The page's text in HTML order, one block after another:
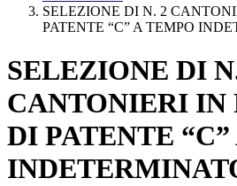
SELEZIONE DI N. 2
PATENTE “C” A TEMPO
SELEZIONE DI
CANTONIERI IN
DI PATENTE